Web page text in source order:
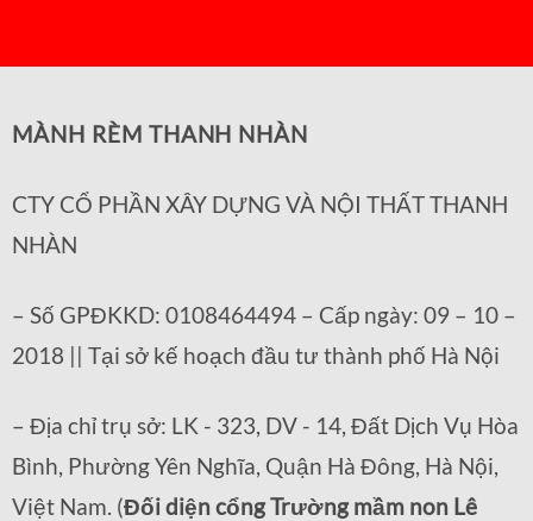
MÀNH RÈM THANH NHÀN
CTY CỔ PHẦN XÂY DỰNG VÀ NỘI THẤT THANH
NHÀN
– Số GPĐKKD: 0108464494 – Cấp ngày: 09 – 10 –
2018 || Tại sở kế hoạch đầu tư thành phố Hà Nội
– Địa chỉ trụ sở: LK - 323, DV - 14, Đất Dịch Vụ Hòa
Bình, Phường Yên Nghĩa, Quận Hà Đông, Hà Nội,
Việt Nam. (Đối diện cổng Trường mầm non Lê